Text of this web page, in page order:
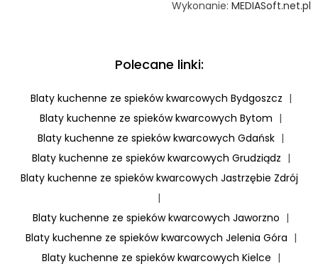
Wykonanie: MEDIASoft.net.pl
Polecane linki:
Blaty kuchenne ze spieków kwarcowych Bydgoszcz |
Blaty kuchenne ze spieków kwarcowych Bytom |
Blaty kuchenne ze spieków kwarcowych Gdańsk |
Blaty kuchenne ze spieków kwarcowych Grudziądz |
Blaty kuchenne ze spieków kwarcowych Jastrzębie Zdrój
|
Blaty kuchenne ze spieków kwarcowych Jaworzno |
Blaty kuchenne ze spieków kwarcowych Jelenia Góra |
Blaty kuchenne ze spieków kwarcowych Kielce |